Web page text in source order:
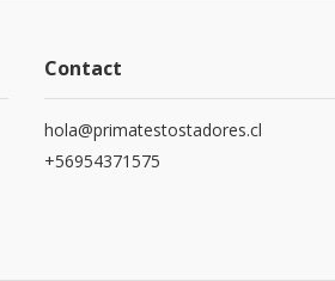
Contact
hola@primatestostadores.cl
+56954371575